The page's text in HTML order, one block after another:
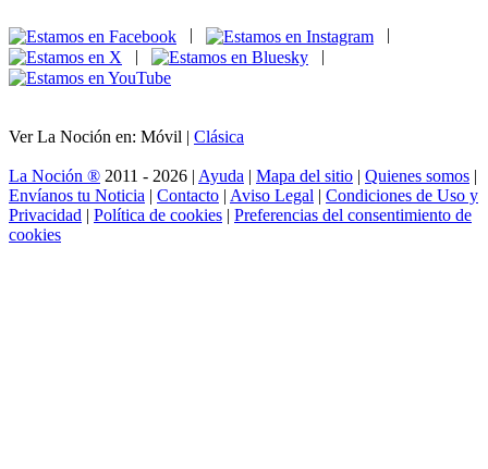
|
|
Ver La Noción en: Móvil | Clásica
La Noción ® 2011 - 2026 | Ayuda | Mapa del sitio | Quienes somos |
Envíanos tu Noticia | Contacto | Aviso Legal | Condiciones de Uso y
Privacidad | Política de cookies | Preferencias del consentimiento de
cookies